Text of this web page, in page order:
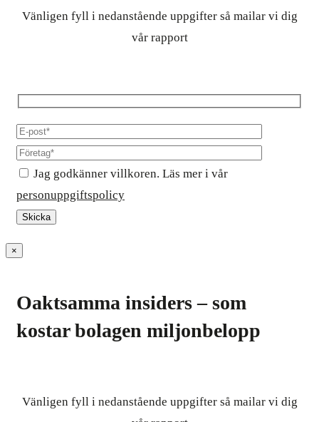
Vänligen fyll i nedanstående uppgifter så mailar vi dig
vår rapport
Jag godkänner villkoren. Läs mer i vår
personuppgiftspolicy
×
Oaktsamma insiders – som
kostar bolagen miljonbelopp
Vänligen fyll i nedanstående uppgifter så mailar vi dig